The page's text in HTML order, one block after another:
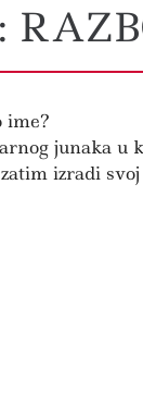
ime?
junaka
izradi